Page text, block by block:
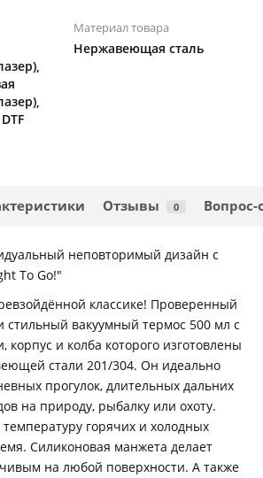
Материал товара
Нержавеющая сталь
Отзывы 0 Вопрос-
неповторимый дизайн с
To Go!"
классике! Проверенный
стильный вакуумный термос 500 мл с
и колба которого изготовлены
стали 201/304. Он идеально
прогулок, длительных дальних
на природу, рыбалку или охоту.
горячих и холодных
Силиконовая манжета делает
на любой поверхности. А также